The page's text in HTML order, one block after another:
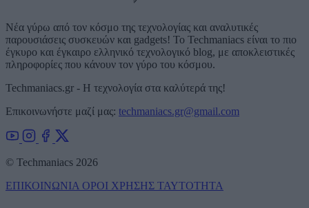
Νέα γύρω από τον κόσμο της τεχνολογίας και αναλυτικές
παρουσιάσεις συσκευών και gadgets! Το Techmaniacs είναι το πιο
έγκυρο και έγκαιρο ελληνικό τεχνολογικό blog, με αποκλειστικές
πληροφορίες που κάνουν τον γύρο του κόσμου.
Techmaniacs.gr - Η τεχνολογία στα καλύτερά της!
Επικοινωνήστε μαζί μας: techmaniacs.gr@gmail.com
© Techmaniacs 2026
ΕΠΙΚΟΙΝΩΝΙΑ ΟΡΟΙ ΧΡΗΣΗΣ ΤΑΥΤΟΤΗΤΑ